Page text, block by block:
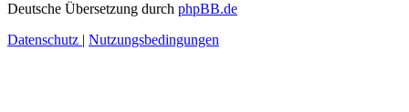
Deutsche Übersetzung durch phpBB.de
Datenschutz
Nutzungsbedingungen